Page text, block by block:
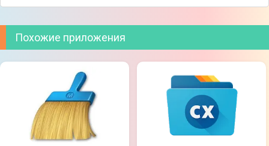
Также программу можно использовать для
Похожие приложения